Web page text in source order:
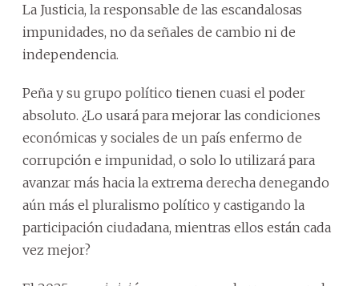
La Justicia, la responsable de las escandalosas
impunidades, no da señales de cambio ni de
independencia.
Peña y su grupo político tienen cuasi el poder
absoluto. ¿Lo usará para mejorar las condiciones
económicas y sociales de un país enfermo de
corrupción e impunidad, o solo lo utilizará para
avanzar más hacia la extrema derecha denegando
aún más el pluralismo político y castigando la
participación ciudadana, mientras ellos están cada
vez mejor?